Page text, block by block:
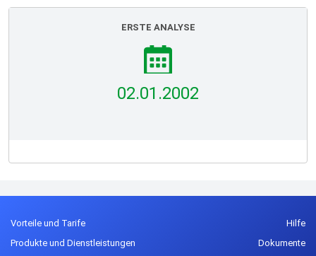
ERSTE ANALYSE
02.01.2002
Vorteile und Tarife
Produkte und Dienstleistungen
Hilfe
Dokumente